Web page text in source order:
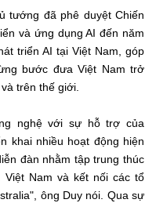
tướng đã phê duyệt Chiến
và ứng dụng AI đến năm
triển AI tại Việt Nam, góp
bước đưa Việt Nam trở
trên thế giới.
nghệ với sự hỗ trợ của
khai nhiều hoạt động hiện
đàn nhằm tập trung thúc
Nam và kết nối các tổ
ông Duy nói. Qua sự